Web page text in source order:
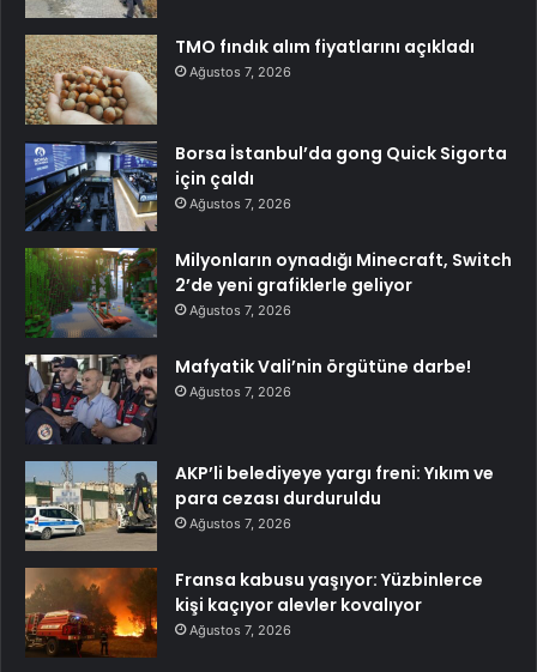
TMO fındık alım fiyatlarını açıkladı
Ağustos 7, 2026
Borsa İstanbul’da gong Quick Sigorta
için çaldı
Ağustos 7, 2026
Milyonların oynadığı Minecraft, Switch
2’de yeni grafiklerle geliyor
Ağustos 7, 2026
Mafyatik Vali’nin örgütüne darbe!
Ağustos 7, 2026
AKP’li belediyeye yargı freni: Yıkım ve
para cezası durduruldu
Ağustos 7, 2026
Fransa kabusu yaşıyor: Yüzbinlerce
kişi kaçıyor alevler kovalıyor
Ağustos 7, 2026